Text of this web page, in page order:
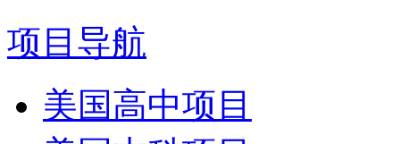
项目导航
美国高中项目